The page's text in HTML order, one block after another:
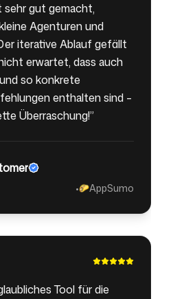
gut gemacht,
Agenturen und
iterative Ablauf gefällt
erwartet, dass auch
so konkrete
enthalten sind –
Überraschung!”
•🌮AppSumo
Tool für die